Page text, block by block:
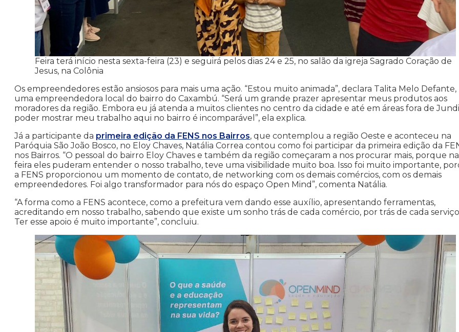
Feira terá início nesta sexta-feira (23) e seguirá pelos dias 24 e 25, no salão da igreja Sagrado Coração de
Jesus, na Colônia
Os empreendedores estão ansiosos para mais uma ação. “Estou muito animada”, declara Talita Melo Defante,
uma empreendedora local do bairro do Caxambú. “Será um grande prazer apresentar meus produtos aos
moradores da região. Embora eu já atenda a muitos clientes no centro da cidade e até em áreas fora de
poder mostrar meu trabalho aqui no bairro é incomparável”, ela explica.
Já a participante da primeira edição da FENS nos Bairros, que contemplou a região Oeste e aconteceu na
Paróquia São João Bosco, no Eloy Chaves, Natália Correa contou como foi participar da primeira edição da
nos Bairros. “O pessoal do bairro Eloy Chaves e também da região começaram a nos procurar mais, porque na
feira eles puderam entender o nosso trabalho, teve uma visibilidade muito boa. Isso foi muito importante,
a FENS proporcionou um momento de contato, de networking com os demais comércios, com os demais
empreendedores. Foi algo transformador para nós do espaço Open Mind”, comenta Natália.
“A forma como a FENS acontece, como a prefeitura vem dando esse auxílio, apresentando ferramentas,
acreditando em nosso trabalho, sabendo que existe um sonho trás de cada comércio, por trás de cada
Ter esse apoio é muito importante”, concluiu.